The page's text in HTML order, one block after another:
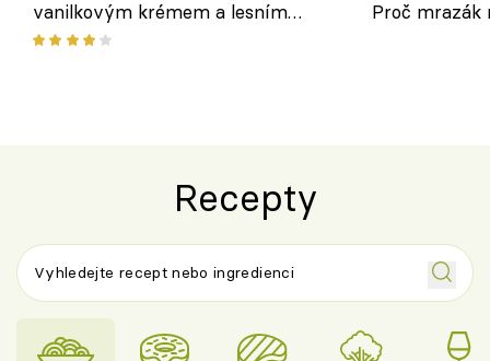
vanilkovým krémem a lesním
ovocem podle Bread Society
Proč
Recepty